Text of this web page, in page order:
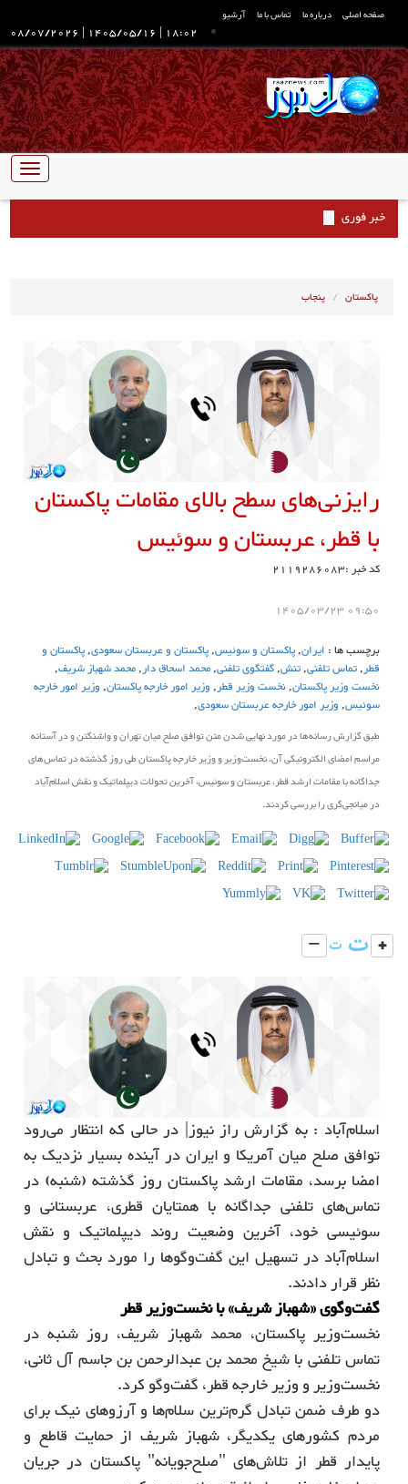
صفحه اصلی درباره ما تماس با ما آرشیو
18:02
|
1405/05/16
|
08/07/2026
تبدیل
ناوبری
خبر فوری
پاکستان پنجاب
رایزنی‌های سطح بالای مقامات پاکستان
با قطر، عربستان و سوئیس
کد خبر :2119286083
09:50 1405/03/23
برچسب ها : ایران,پاکستان و سوئیس,پاکستان و عربستان سعودی,پاکستان و
قطر,تماس تلفنی,تنش,گفتگوی تلفنی,محمد اسحاق دار,محمد شهباز شریف,
نخست وزیر پاکستان,نخست وزیر قطر,وزیر امور خارجه پاکستان,وزیر امور خارجه
سوئیس,وزیر امور خارجه عربستان سعودی,
طبق گزارش رسانه‌ها در مورد نهایی شدن متن توافق صلح میان تهران و واشنگتن و در آستانه
مراسم امضای الکترونیکی آن، نخست‌وزیر و وزیر خارجه پاکستان طی روز گذشته در تماس‌های
جداگانه با مقامات ارشد قطر، عربستان و سوئیس، آخرین تحولات دیپلماتیک و نقش اسلام‌آباد
در میانجی‌گری را بررسی کردند.
اسلام‌آباد : به گزارش راز نیوز| در حالی که انتظار می‌رود
توافق صلح میان آمریکا و ایران در آینده بسیار نزدیک به
امضا برسد، مقامات ارشد پاکستان روز گذشته (شنبه) در
تماس‌های تلفنی جداگانه با همتایان قطری، عربستانی و
سوئیسی خود، آخرین وضعیت روند دیپلماتیک و نقش
اسلام‌آباد در تسهیل این گفت‌وگوها را مورد بحث و تبادل
نظر قرار دادند.
گفت‌وگوی «شهباز شریف» با نخست‌وزیر قطر
نخست‌وزیر پاکستان، محمد شهباز شریف، روز شنبه در
تماس تلفنی با شیخ محمد بن عبدالرحمن بن جاسم آل ثانی،
نخست‌وزیر و وزیر خارجه قطر، گفت‌وگو کرد.
دو طرف ضمن تبادل گرم‌ترین سلام‌ها و آرزوهای نیک برای
مردم کشورهای یکدیگر، شهباز شریف از حمایت قاطع و
پایدار قطر از تلاش‌های "صلح‌جویانه" پاکستان در جریان